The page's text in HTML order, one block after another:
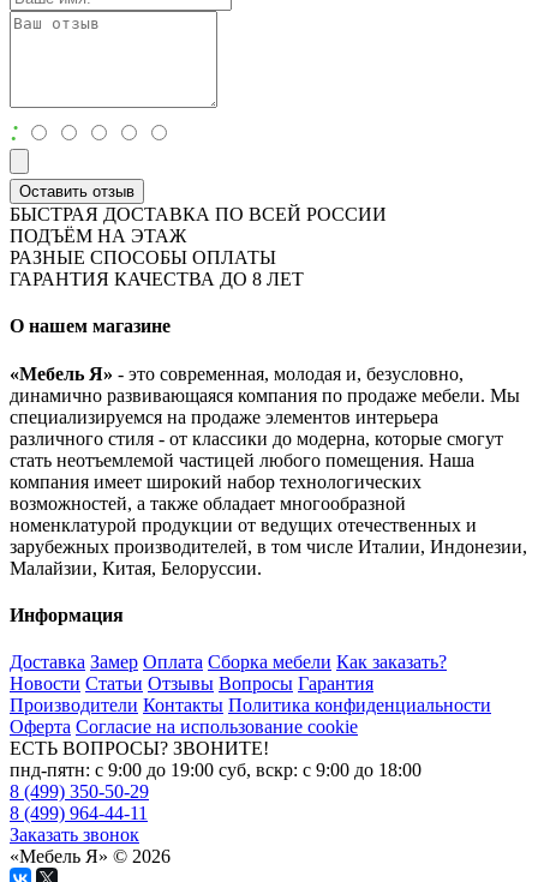
:
Оставить отзыв
БЫСТРАЯ ДОСТАВКА ПО ВСЕЙ РОССИИ
ПОДЪЁМ НА ЭТАЖ
РАЗНЫЕ СПОСОБЫ ОПЛАТЫ
ГАРАНТИЯ КАЧЕСТВА ДО 8 ЛЕТ
О нашем магазине
«Мебель Я» - это современная, молодая и, безусловно,
динамично развивающаяся компания по продаже мебели. Мы
специализируемся на продаже элементов интерьера
различного стиля - от классики до модерна, которые смогут
стать неотъемлемой частицей любого помещения. Наша
компания имеет широкий набор технологических
возможностей, а также обладает многообразной
номенклатурой продукции от ведущих отечественных и
зарубежных производителей, в том числе Италии, Индонезии,
Малайзии, Китая, Белоруссии.
Информация
Доставка Замер Оплата Сборка мебели Как заказать?
Новости Статьи Отзывы Вопросы Гарантия
Производители Контакты Политика конфиденциальности
Оферта Согласие на использование cookie
ЕСТЬ ВОПРОСЫ? ЗВОНИТЕ!
пнд-пятн: с 9:00 до 19:00 суб, вскр: с 9:00 до 18:00
8 (499) 350-50-29
8 (499) 964-44-11
Заказать звонок
«Мебель Я» © 2026